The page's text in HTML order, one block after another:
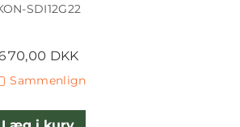
SDI12G22
DKK
Sammenlign